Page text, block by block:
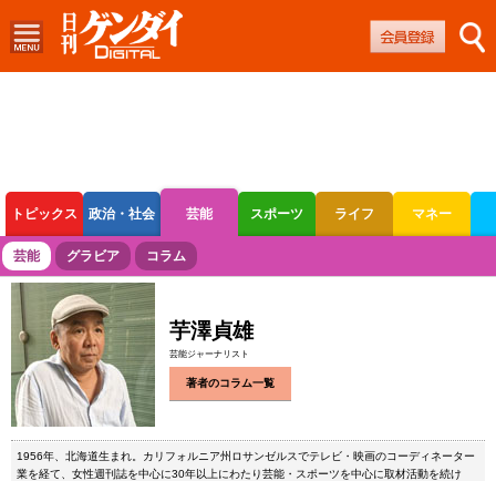
トピックス 政治・社会 芸能 スポーツ ライフ マネー
ボートレース 競輪 オートレース
芸能 グラビア コラム
芋澤貞雄
芸能ジャーナリスト
著者のコラム一覧
1956年、北海道生まれ。カリフォルニア州ロサンゼルスでテレビ・映画のコーディネーター
業を経て、女性週刊誌を中心に30年以上にわたり芸能・スポーツを中心に取材活動を続け